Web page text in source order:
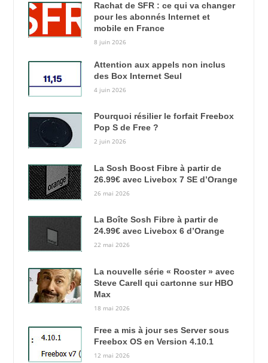
Rachat de SFR : ce qui va changer
pour les abonnés Internet et
mobile en France
8 juin 2026
Attention aux appels non inclus
des Box Internet Seul
4 juin 2026
Pourquoi résilier le forfait Freebox
Pop S de Free ?
2 juin 2026
La Sosh Boost Fibre à partir de
26.99€ avec Livebox 7 SE d’Orange
26 mai 2026
La Boîte Sosh Fibre à partir de
24.99€ avec Livebox 6 d’Orange
22 mai 2026
La nouvelle série « Rooster » avec
Steve Carell qui cartonne sur HBO
Max
18 mai 2026
Free a mis à jour ses Server sous
Freebox OS en Version 4.10.1
12 mai 2026